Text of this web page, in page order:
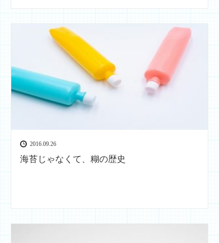
2016.09.26
海苔じゃなくて、糊の歴史